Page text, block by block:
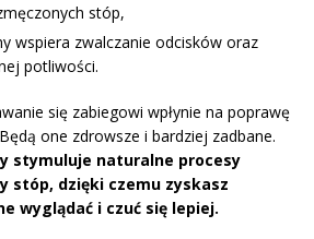
stóp,
wspiera zwalczanie odcisków oraz
potliwości.
się zabiegowi wpłynie na poprawę
one zdrowsze i bardziej zadbane.
stymuluje naturalne procesy
stóp, dzięki czemu zyskasz
wyglądać i czuć się lepiej.